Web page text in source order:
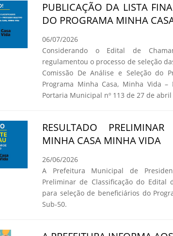
PUBLICAÇÃO DA LISTA
DO PROGRAMA MINHA
06/07/2026
Considerando o Edital de
regulamentou o processo de seleção
Comissão De Análise e Seleção do
Programa Minha Casa, Minha Vida –
Portaria Municipal nº 113 de 27 de abril
RESULTADO
MINHA CASA MINHA VIDA
26/06/2026
A Prefeitura Municipal de
Preliminar de Classificação do Edital
para seleção de beneficiários do
Sub-50.